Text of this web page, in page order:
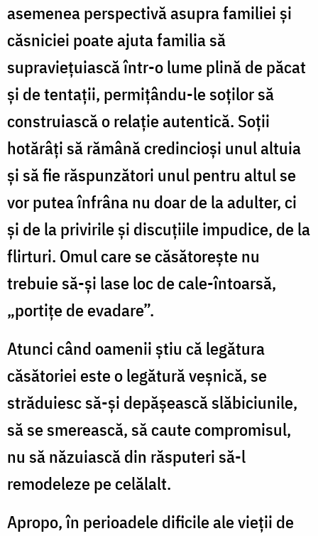
asemenea perspectivă asupra familiei şi
căsniciei poate ajuta familia să
supravieţuiască într-o lume plină de păcat
şi de tentaţii, permiţându-le soţilor să
construiască o relaţie autentică. Soţii
hotărâţi să rămână credincioşi unul altuia
şi să fie răspunzători unul pentru altul se
vor putea înfrâna nu doar de la adulter, ci
şi de la privirile şi discuţiile impudice, de la
flirturi. Omul care se căsătoreşte nu
trebuie să-şi lase loc de cale-întoarsă,
„portiţe de evadare”.
Atunci când oamenii ştiu că legătura
căsătoriei este o legătură veşnică, se
străduiesc să-şi depăşească slăbiciunile,
să se smerească, să caute compromisul,
nu să năzuiască din răsputeri să-l
remodeleze pe celălalt.
Apropo, în perioadele dificile ale vieţii de